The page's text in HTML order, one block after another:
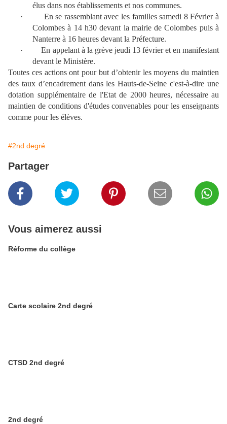
élus dans nos établissements et nos communes.
·
En se rassemblant avec les familles samedi 8 Février à
Colombes à 14 h30 devant la mairie de Colombes puis à
Nanterre à 16 heures devant la Préfecture.
·
En appelant à la grève jeudi 13 février et en manifestant
devant le Ministère.
Toutes ces actions ont pour but d’obtenir les moyens du maintien
des taux d’encadrement dans les Hauts-de-Seine c'est-à-dire une
dotation supplémentaire de l'Etat de 2000 heures, nécessaire au
maintien de conditions d'études convenables pour les enseignants
comme pour les élèves.
#2nd degré
Partager
Vous aimerez aussi
Réforme du collège
Carte scolaire 2nd degré
CTSD 2nd degré
2nd degré